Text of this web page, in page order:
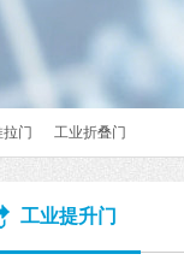
拉门 工业折叠门
工业提升门